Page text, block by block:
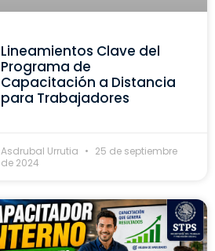
Lineamientos Clave del
Programa de
Capacitación a Distancia
para Trabajadores
Asdrubal Urrutia
25 de septiembre
de 2024